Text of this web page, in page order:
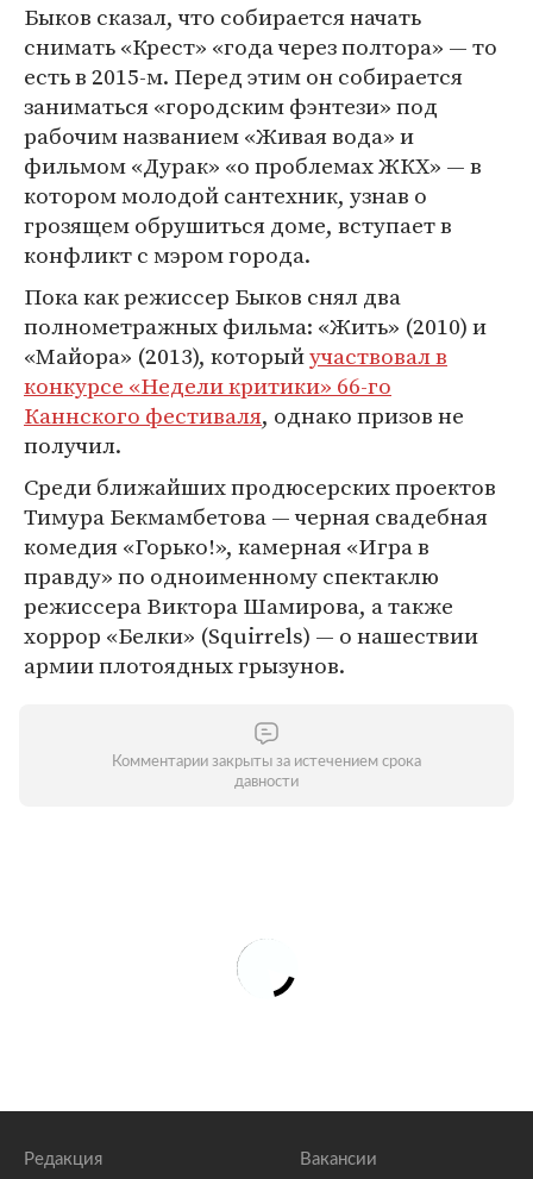
Быков сказал, что собирается начать
снимать «Крест» «года через полтора» — то
есть в 2015-м. Перед этим он собирается
заниматься «городским фэнтези» под
рабочим названием «Живая вода» и
фильмом «Дурак» «о проблемах ЖКХ» — в
котором молодой сантехник, узнав о
грозящем обрушиться доме, вступает в
конфликт с мэром города.
Пока как режиссер Быков снял два
полнометражных фильма: «Жить» (2010) и
«Майора» (2013), которыйучаствовал в
конкурсе «Недели критики» 66-го
Каннского фестиваля, однако призов не
получил.
Среди ближайших продюсерских проектов
Тимура Бекмамбетова — черная свадебная
комедия «Горько!», камерная «Игра в
правду» по одноименному спектаклю
режиссера Виктора Шамирова, а также
хоррор «Белки» (Squirrels) — о нашествии
армии плотоядных грызунов.
Комментарии закрыты за истечением срока
давности
Редакция Вакансии